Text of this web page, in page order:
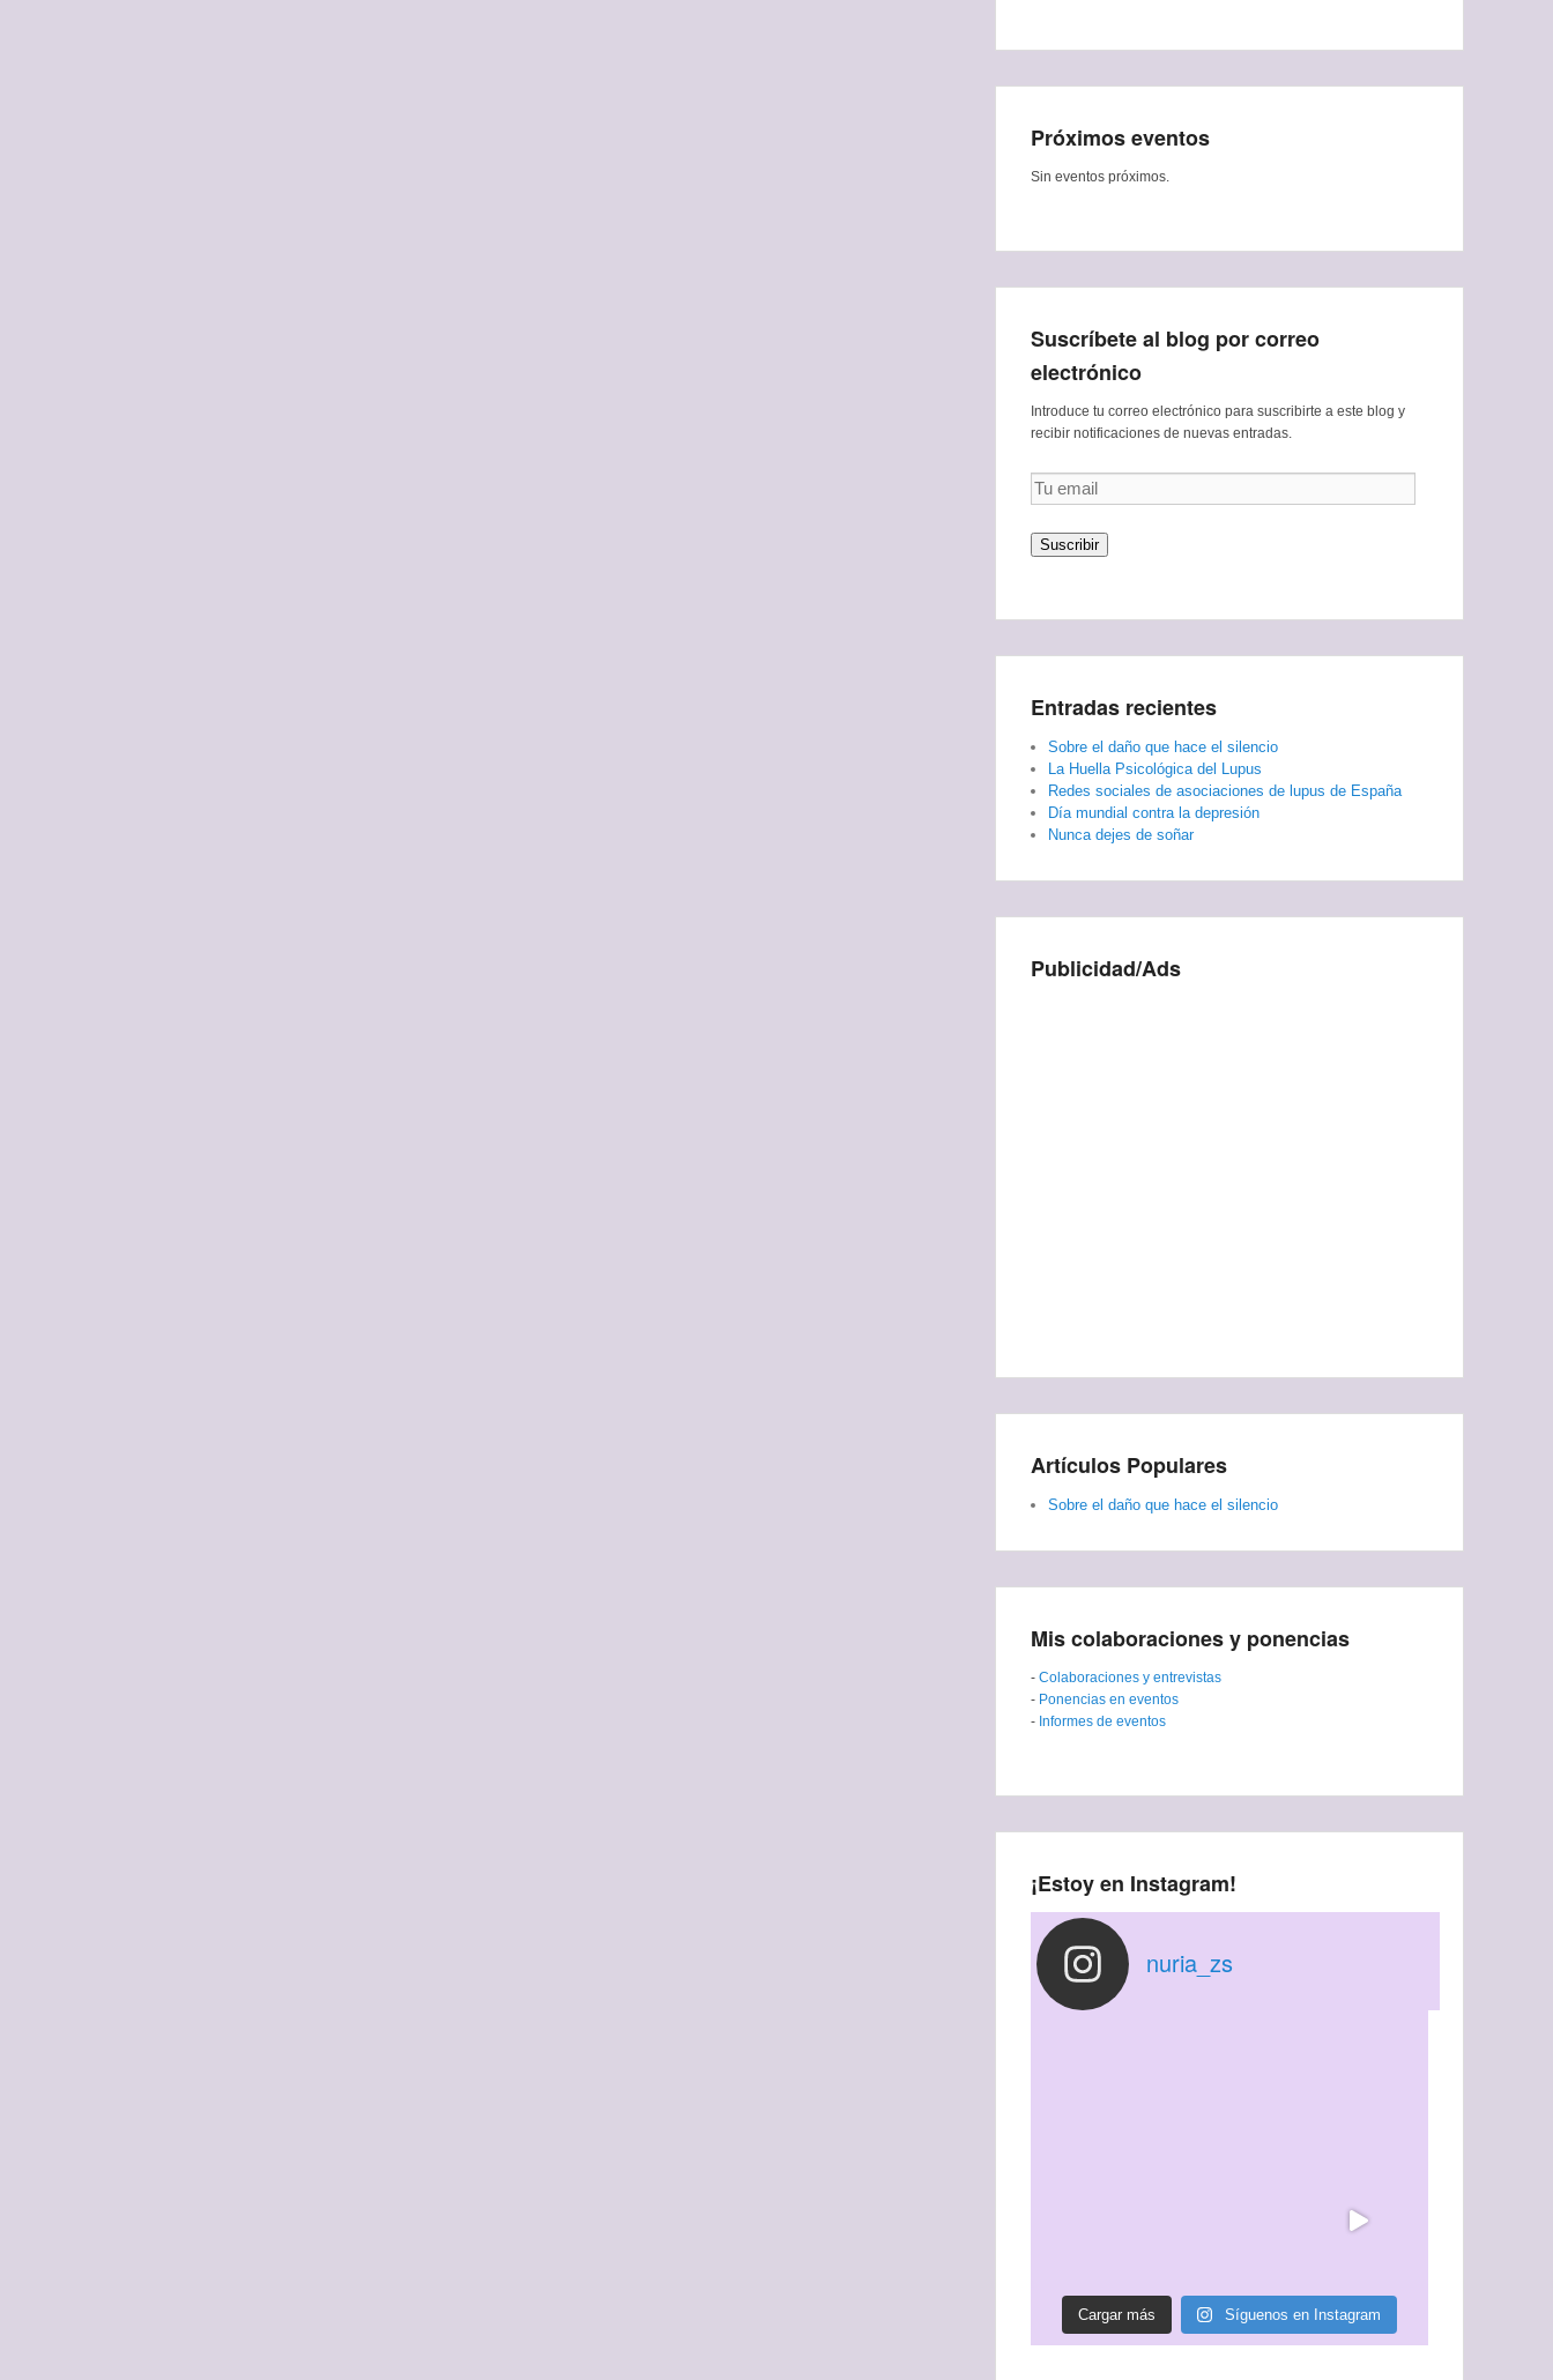
Próximos eventos
Sin eventos próximos.
Suscríbete al blog por correo
electrónico
Introduce tu correo electrónico para suscribirte a este blog y
recibir notificaciones de nuevas entradas.
Tu
email
Suscribir
Entradas recientes
Sobre el daño que hace el silencio
La Huella Psicológica del Lupus
Redes sociales de asociaciones de lupus de España
Día mundial contra la depresión
Nunca dejes de soñar
Publicidad/Ads
Artículos Populares
Sobre el daño que hace el silencio
Mis colaboraciones y ponencias
- Colaboraciones y entrevistas
- Ponencias en eventos
- Informes de eventos
¡Estoy en Instagram!
nuria_zs
Cargar más Síguenos en Instagram